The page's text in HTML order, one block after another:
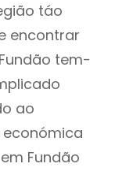
táo
encontrar
tem-
ao
Fundão